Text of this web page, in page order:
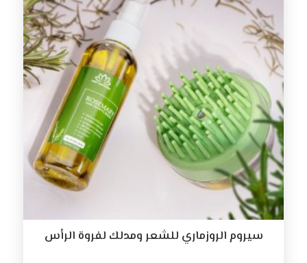
سيروم الروزماري للشعر ومدلك لفروة الرأس